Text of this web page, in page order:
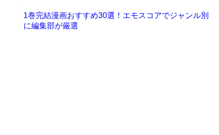
1巻完結漫画おすすめ30選！エモスコアでジャンル別
に編集部が厳選